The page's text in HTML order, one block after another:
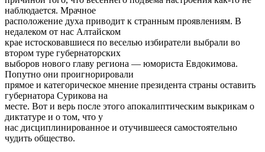
наблюдается. Мрачное
расположение духа приводит к странным проявлениям. В
недалеком от нас Алтайском
крае истосковавшиеся по веселью избиратели выбрали во
втором туре губернаторских
выборов нового главу региона — юмориста Евдокимова.
Попутно они проигнорировали
прямое и категорическое мнение президента страны оставить
губернатора Сурикова на
месте. Вот и верь после этого апокалиптическим выкрикам о
диктатуре и о том, что у
нас дисциплинированное и отучившееся самостоятельно
чудить общество.